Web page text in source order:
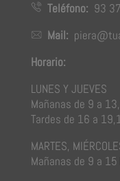
Teléfono: 93
Mail:
Horario:
LUNES Y JUEVES
Mañanas de 9 a
Tardes de 16 a
MARTES,
Mañanas de 9 a